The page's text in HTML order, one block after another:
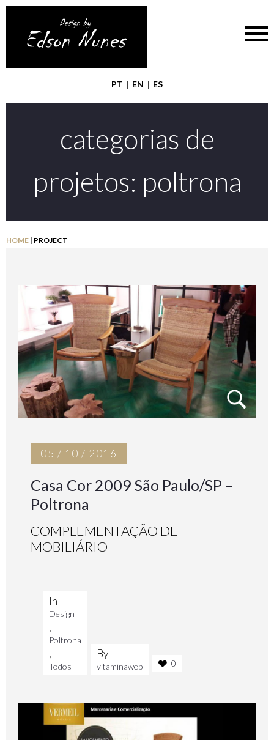
PT | EN | ES
categorias de
projetos: poltrona
HOME | PROJECT
05 / 10 / 2016
Casa Cor 2009 São Paulo/SP –
Poltrona
COMPLEMENTAÇÃO DE
MOBILIÁRIO
In
Design
,
Poltrona
,
Todos
By
vitaminaweb 0